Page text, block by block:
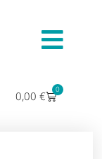
0,00 € 0